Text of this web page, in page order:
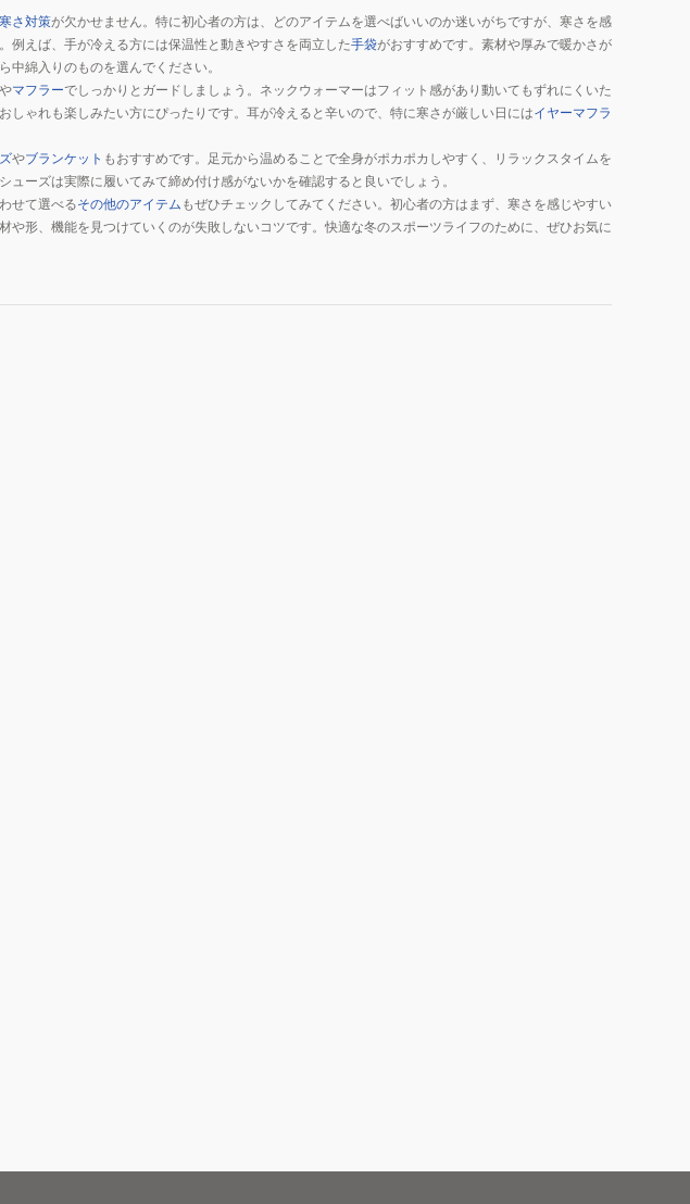
寒さ対策が欠かせません。特に初心者の方は、どのアイテムを選べばいいのか迷いがちですが、寒さを感
例えば、手が冷える方には保温性と動きやすさを両立した手袋がおすすめです。素材や厚みで暖かさが
綿入りのものを選んでください。
やマフラーでしっかりとガードしましょう。ネックウォーマーはフィット感があり動いてもずれにくいた
ゃれも楽しみたい方にぴったりです。耳が冷えると辛いので、特に寒さが厳しい日にはイヤーマフラ
やブランケット もおすすめです。足元から温めることで全身がポカポカしやすく、リラックスタイムを
ーズは実際に履いてみて締め付け感がないかを確認すると良いでしょう。
せて選べるその他のアイテム もぜひチェックしてみてください。初心者の方はまず、寒さを感じやすい
形、機能を見つけていくのが失敗しないコツです。快適な冬のスポーツライフのために、ぜひお気に